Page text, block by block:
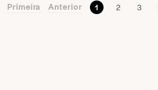
Primeira Anterior 1 2 3